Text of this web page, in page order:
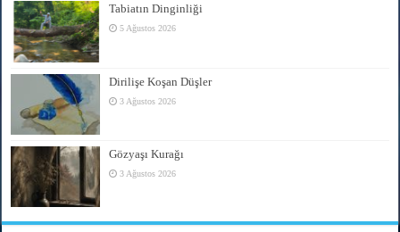
Tabiatın Dinginliği
5 Ağustos 2026
Dirilişe Koşan Düşler
3 Ağustos 2026
Gözyaşı Kurağı
3 Ağustos 2026